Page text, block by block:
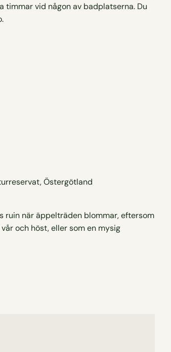
timmar vid någon av badplatserna. Du
ruin när äppelträden blommar, eftersom
och höst, eller som en mysig